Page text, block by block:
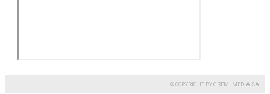
© COPYRIGHT BY GREMI MEDIA SA